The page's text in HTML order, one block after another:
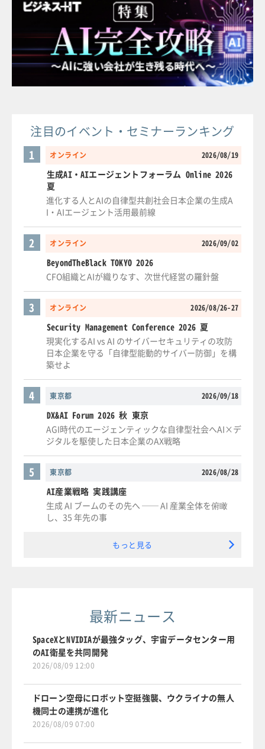
注目のイベント・セミナーランキング
オンライン 2026/08/19
1
生成AI・AIエージェントフォーラム Online 2026
夏
進化する人とAIの自律型共創社会日本企業の生成A
I・AIエージェント活用最前線
オンライン 2026/09/02
2
BeyondTheBlack TOKYO 2026
CFO組織とAIが織りなす、次世代経営の羅針盤
オンライン 2026/08/26-27
3
Security Management Conference 2026 夏
現実化するAI vs AI のサイバーセキュリティの攻防
日本企業を守る「自律型能動的サイバー防御」を構
築せよ
東京都 2026/09/18
4
DX&AI Forum 2026 秋 東京
AGI時代のエージェンティックな自律型社会へAI×デ
ジタルを駆使した日本企業のAX戦略
東京都 2026/08/28
5
AI産業戦略 実践講座
生成 AI ブームのその先へ ── AI 産業全体を俯瞰
し、35 年先の事
もっと見る
最新ニュース
SpaceXとNVIDIAが最強タッグ、宇宙データセンター用
のAI衛星を共同開発
2026/08/09 12:00
ドローン空母にロボット空挺強襲、ウクライナの無人
機同士の連携が進化
2026/08/09 07:00